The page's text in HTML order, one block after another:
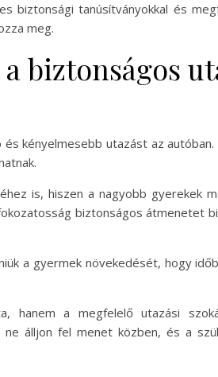
biztonsági tanúsítványokkal és
meg.
biztonságos
kényelmesebb utazást az autóban.
is, hiszen a nagyobb gyerekek
biztonságos átmenetet
a gyermek növekedését, hogy
hanem a megfelelő utazási
álljon fel menet közben, és a